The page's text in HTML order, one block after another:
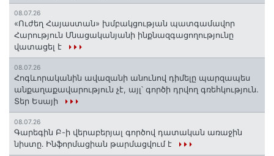
08.07.26
«Ուժեղ Հայաստան» խմբակցության պատգամավոր
Հարություն Մնացականյանի ինքնազգացողությունը
վատացել է
08.07.26
Հոգևորականին ավազանի անունով դիմելը պարզապես
անքաղաքավարություն չէ, այլ՝ գործի դրվող գռեհկություն.
Տեր Եսայի
08.07.26
Գարեգին Բ-ի վերաբերյալ գործով դատական առաջին
նիստը․ Ինֆորմացիան թարմացվում է